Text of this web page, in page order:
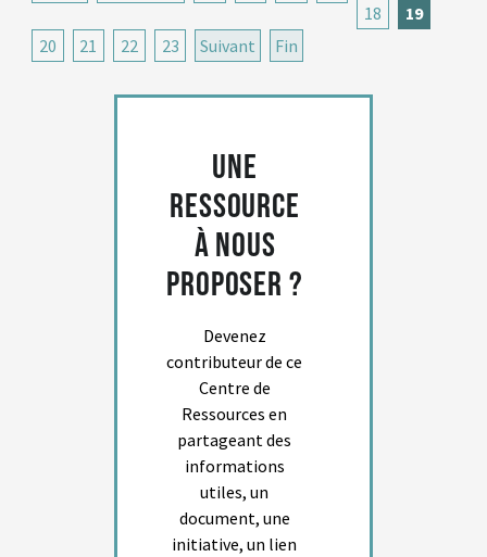
18
19
20
21 22 23 Suivant Fin
Une
ressource
à nous
proposer ?
Devenez
contributeur de ce
Centre de
Ressources en
partageant des
informations
utiles, un
document, une
initiative, un lien